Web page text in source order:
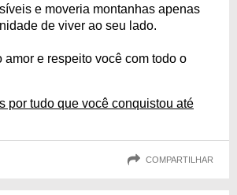
e moveria montanhas apenas
de viver ao seu lado.
amor e respeito você com todo o
por tudo que você conquistou até
COMPARTILHAR